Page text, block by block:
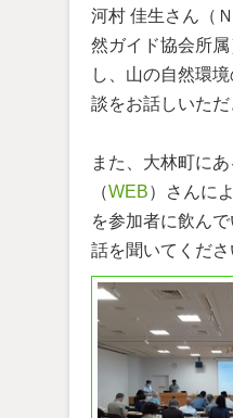
河村 佳生さん（
然ガイド協会所
し、山の自然環
談をお話しいただ
また、大林町にあ
（WEB）さんに
を参加者に飲ん
話を聞いてくださ